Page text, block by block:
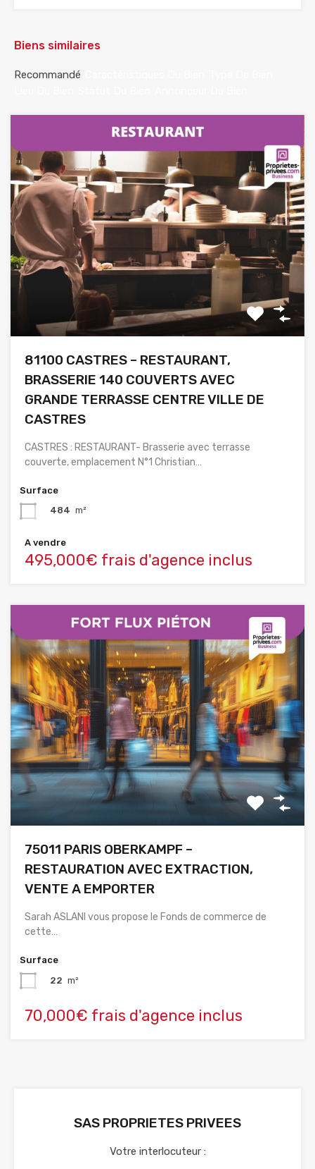
Biens similaires
Recommandé
81100 CASTRES – RESTAURANT,
BRASSERIE 140 COUVERTS AVEC
GRANDE TERRASSE CENTRE VILLE DE
CASTRES
CASTRES : RESTAURANT- Brasserie avec terrasse
couverte, emplacement N°1 Christian…
Surface
484 m²
A vendre
495,000€ frais d'agence inclus
75011 PARIS OBERKAMPF –
RESTAURATION AVEC EXTRACTION,
VENTE A EMPORTER
Sarah ASLANI vous propose le Fonds de commerce de
cette…
Surface
22 m²
70,000€ frais d'agence inclus
SAS PROPRIETES PRIVEES
Votre interlocuteur :